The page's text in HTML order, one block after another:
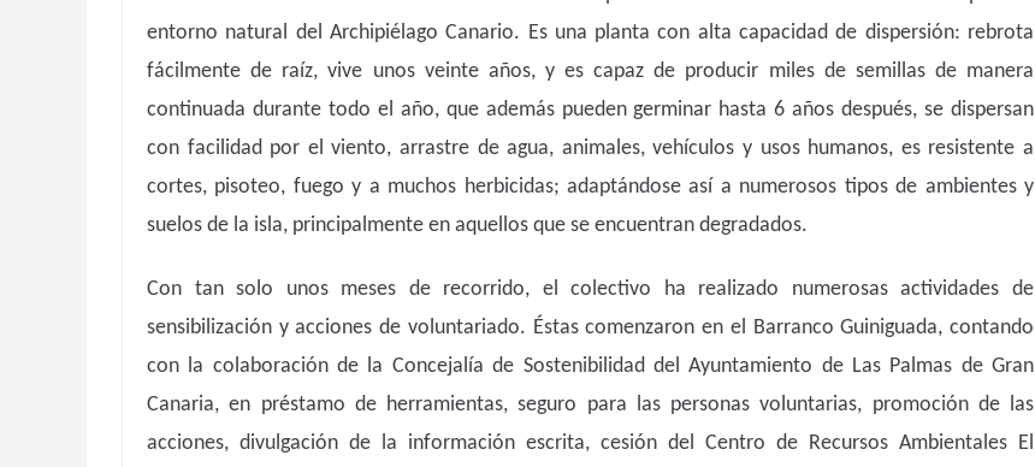
entorno natural del Archipiélago Canario. Es una planta con alta capacidad de dispersión: rebrota
fácilmente de raíz, vive unos veinte años, y es capaz de producir miles de semillas de manera
continuada durante todo el año, que además pueden germinar hasta 6 años después, se dispersan
con facilidad por el viento, arrastre de agua, animales, vehículos y usos humanos, es resistente a
cortes, pisoteo, fuego y a muchos herbicidas; adaptándose así a numerosos tipos de ambientes y
suelos de la isla, principalmente en aquellos que se encuentran degradados.
Con tan solo unos meses de recorrido, el colectivo ha realizado numerosas actividades de
sensibilización y acciones de voluntariado. Éstas comenzaron en el Barranco Guiniguada, contando
con la colaboración de la Concejalía de Sostenibilidad del Ayuntamiento de Las Palmas de Gran
Canaria, en préstamo de herramientas, seguro para las personas voluntarias, promoción de las
acciones, divulgación de la información escrita, cesión del Centro de Recursos Ambientales El